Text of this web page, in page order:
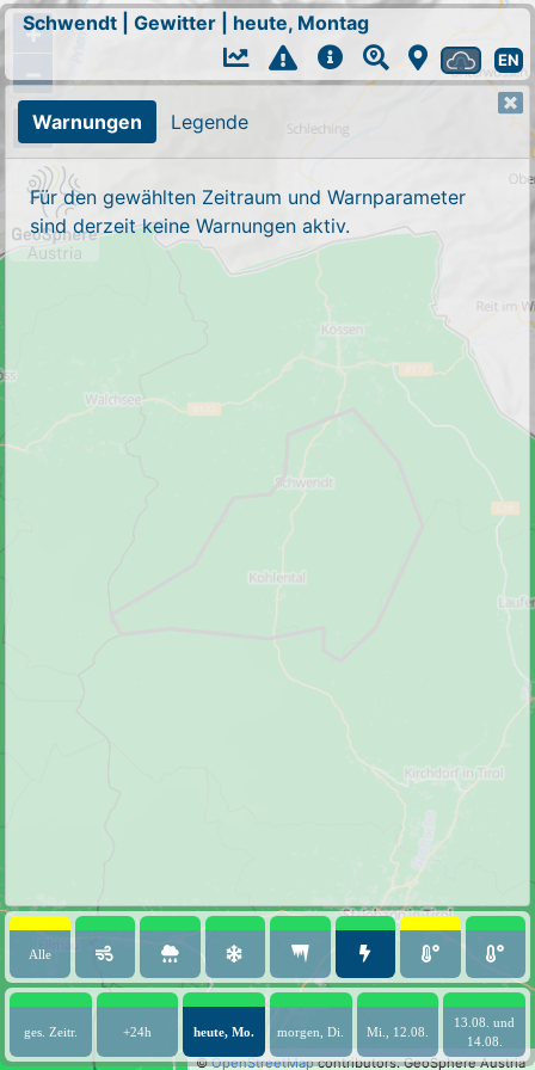
+
−
©OpenStreetMapcontributors. GeoSphere Austria
Schwendt Gewitter heute, Montag
EN
Warnungen Legende
Für den gewählten Zeitraum und Warnparameter
sind derzeit keine Warnungen aktiv.
Alle
ges. Zeitr. +24h heute, Mo. morgen, Di. Mi., 12.08.
13.08. und
14.08.